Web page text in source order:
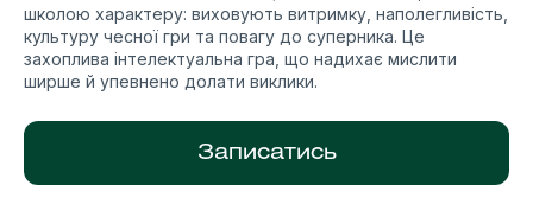
школою характеру: виховують витримку, наполегливість,
культуру чесної гри та повагу до суперника. Це
захоплива інтелектуальна гра, що надихає мислити
ширше й упевнено долати виклики.
Записатись